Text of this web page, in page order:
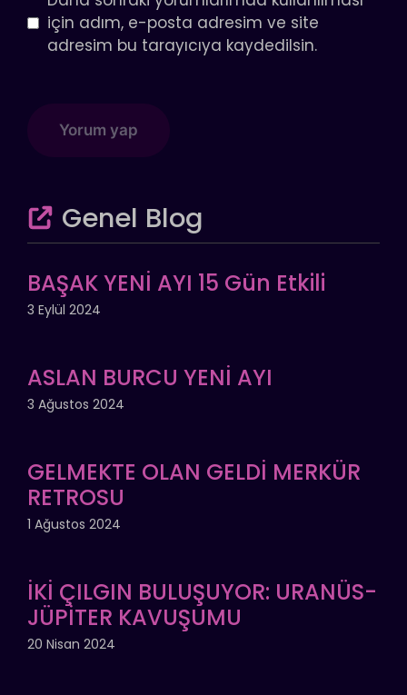
için adım, e-posta adresim ve site
adresim bu tarayıcıya kaydedilsin.
Genel Blog
BAŞAK YENİ AYI 15 Gün Etkili
3 Eylül 2024
ASLAN BURCU YENİ AYI
3 Ağustos 2024
GELMEKTE OLAN GELDİ MERKÜR
RETROSU
1 Ağustos 2024
İKİ ÇILGIN BULUŞUYOR: URANÜS-
JÜPİTER KAVUŞUMU
20 Nisan 2024